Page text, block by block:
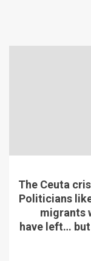
The Ceuta
Politicians
migrants
have left…